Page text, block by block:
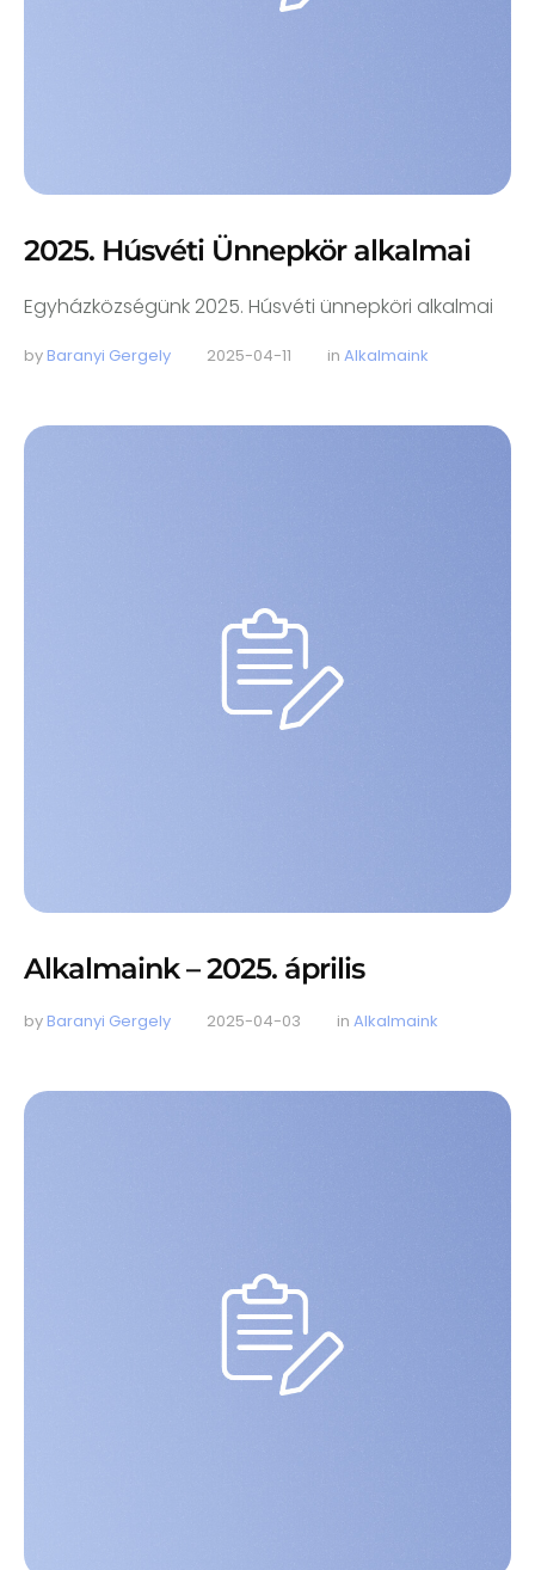
2025. Húsvéti Ünnepkör alkalmai
Egyházközségünk 2025. Húsvéti ünnepköri alkalmai
by Baranyi Gergely 2025-04-11 in Alkalmaink
Alkalmaink – 2025. április
by Baranyi Gergely 2025-04-03 in Alkalmaink